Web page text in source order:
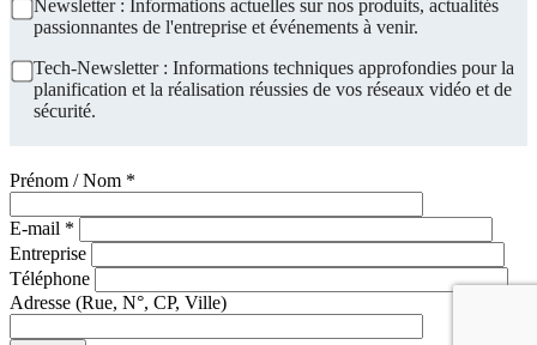
Newsletter : Informations actuelles sur nos produits, actualités
passionnantes de l'entreprise et événements à venir.
Tech-Newsletter : Informations techniques approfondies pour la
planification et la réalisation réussies de vos réseaux vidéo et de
sécurité.
Prénom / Nom *
E-mail *
Entreprise
Téléphone
Adresse (Rue, N°, CP, Ville)